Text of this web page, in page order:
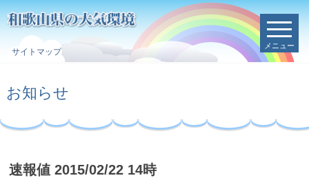
サイトマップ
メニュー
お知らせ
速報値 2015/02/22 14時